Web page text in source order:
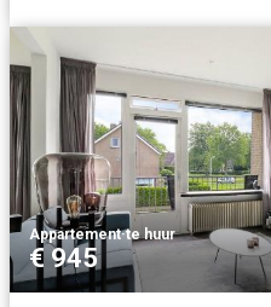
Appartement·te huur
€ 945